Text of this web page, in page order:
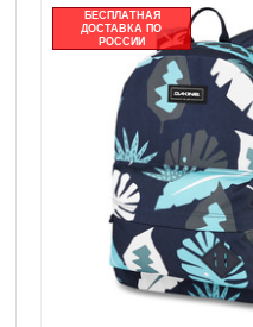
БЕСПЛАТНАЯ
ДОСТАВКА ПО
РОССИИ